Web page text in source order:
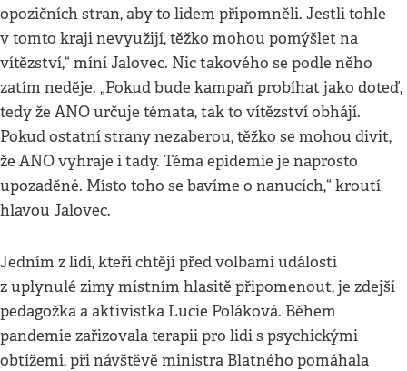
opozičních stran, aby to lidem připomněli. Jestli tohle
v tomto kraji nevyužijí, těžko mohou pomýšlet na
vítězství,“ míní Jalovec. Nic takového se podle něho
zatím neděje. „Pokud bude kampaň probíhat jako doteď,
tedy že ANO určuje témata, tak to vítězství obhájí.
Pokud ostatní strany nezaberou, těžko se mohou divit,
že ANO vyhraje i tady. Téma epidemie je naprosto
upozaděné. Místo toho se bavíme o nanucích,“ kroutí
hlavou Jalovec.
Jedním z lidí, kteří chtějí před volbami události
z uplynulé zimy místním hlasitě připomenout, je zdejší
pedagožka a aktivistka Lucie Poláková. Během
pandemie zařizovala terapii pro lidi s psychickými
obtížemi, při návštěvě ministra Blatného pomáhala